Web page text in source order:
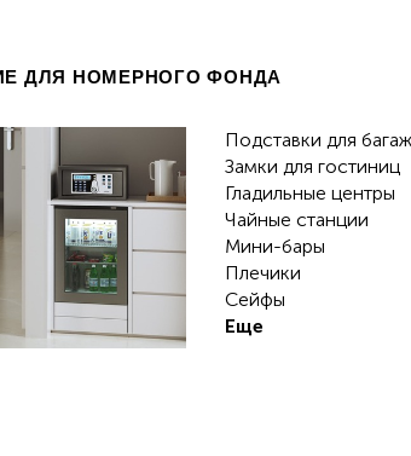
ДЛЯ НОМЕРНОГО ФОНДА
Подставки для
Замки для гостиниц
Гладильные центры
Чайные станции
Мини-бары
Плечики
Сейфы
Еще